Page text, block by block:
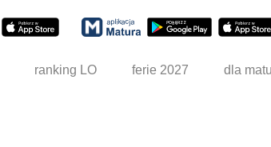
ranking LO ferie 2027 dla